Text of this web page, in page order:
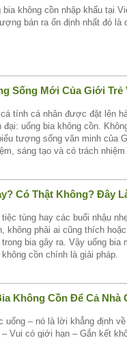
không cồn nhập khẩu tại
bán ra ổn định nhất đó là
Sống Mới Của Giới Trẻ
tính cá nhân được đặt lên
uống bia không cồn.
tượng sống văn minh của
sáng tạo và có trách
Có Thật Không? Đây
tùng hay các buổi nhậu
không phải ai cũng thích
bia gây ra. Vậy uống bia
cồn chính là giải pháp.
Không Cồn Để Cả Nhà
uống – nó là lời khẳng định
Vui có giới hạn – Gắn kết